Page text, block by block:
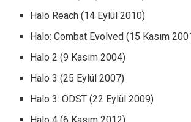
Halo Reach (14 Eylül 2010)
Halo: Combat Evolved (15 Kasım
Halo 2 (9 Kasım 2004)
Halo 3 (25 Eylül 2007)
Halo 3: ODST (22 Eylül 2009)